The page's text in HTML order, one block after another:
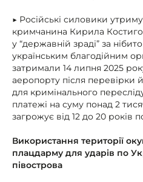
▶ Російські силовики
кримчанина Кирила
у “державній зраді” за
українським благодійним
затримали 14 липня 2025
аеропорту після перевірки
для кримінального
платежі на суму понад 2
загрожує від 12 до 20 років
Використання території
плацдарму для ударів по
півострова